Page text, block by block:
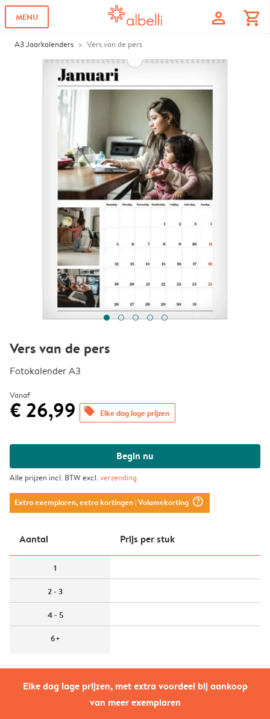
MENU profile shopping_cart
A3 Jaarkalenders Vers van de pers
Elke dag lage prijzen, met extra voordeel bij aankoop
van meer exemplaren
Vers van de pers
Fotokalender A3
Vanaf
€ 26,99 offers Elke dag lage prijzen
Begin nu
Alle prijzen incl. BTW excl.verzending
Extra exemplaren, extra kortingen| Volumekorting question_mark_circle
Aantal Prijs per stuk
1
2 - 3
4 - 5
6+